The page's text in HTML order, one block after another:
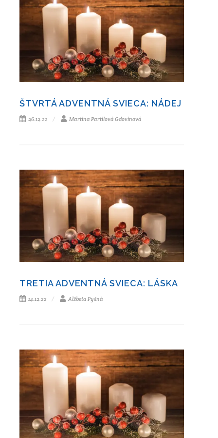
ŠTVRTÁ ADVENTNÁ SVIECA: NÁDEJ
26.12.22 Martina Partilová Gdovinová
TRETIA ADVENTNÁ SVIECA: LÁSKA
14.12.22 Alžbeta Pyšná